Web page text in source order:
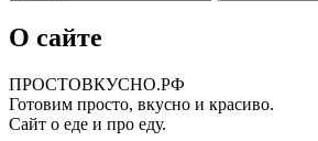
О сайте
ПРОСТОВКУСНО.РФ
Готовим просто, вкусно и красиво.
Сайт о еде и про еду.